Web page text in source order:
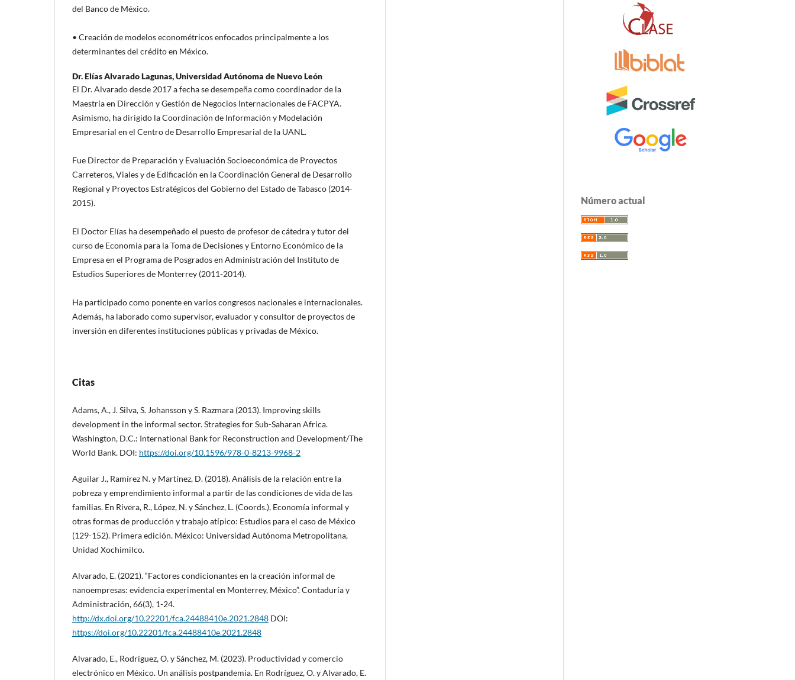
del Banco de México.
• Creación de modelos econométricos enfocados principalmente a los
determinantes del crédito en México.
Dr. Elías Alvarado Lagunas,Universidad Autónoma de Nuevo León
El Dr. Alvarado desde 2017 a fecha se desempeña como coordinador de la
Maestría en Dirección y Gestión de Negocios Internacionales de FACPYA.
Asimismo, ha dirigido la Coordinación de Información y Modelación
Empresarial en el Centro de Desarrollo Empresarial de la UANL.
Fue Director de Preparación y Evaluación Socioeconómica de Proyectos
Carreteros, Viales y de Edificación en la Coordinación General de Desarrollo
Regional y Proyectos Estratégicos del Gobierno del Estado de Tabasco (2014-
2015).
El Doctor Elías ha desempeñado el puesto de profesor de cátedra y tutor del
curso de Economía para la Toma de Decisiones y Entorno Económico de la
Empresa en el Programa de Posgrados en Administración del Instituto de
Estudios Superiores de Monterrey (2011-2014).
Ha participado como ponente en varios congresos nacionales e internacionales.
Además, ha laborado como supervisor, evaluador y consultor de proyectos de
inversión en diferentes instituciones públicas y privadas de México.
Citas
Adams, A., J. Silva, S. Johansson y S. Razmara (2013). Improving skills
development in the informal sector. Strategies for Sub-Saharan Africa.
Washington, D.C.: International Bank for Reconstruction and Development/The
World Bank. DOI: https://doi.org/10.1596/978-0-8213-9968-2
Aguilar J., Ramírez N. y Martínez, D. (2018). Análisis de la relación entre la
pobreza y emprendimiento informal a partir de las condiciones de vida de las
familias. En Rivera, R., López, N. y Sánchez, L. (Coords.), Economía informal y
otras formas de producción y trabajo atípico: Estudios para el caso de México
(129-152). Primera edición. México: Universidad Autónoma Metropolitana,
Unidad Xochimilco.
Alvarado, E. (2021). “Factores condicionantes en la creación informal de
nanoempresas: evidencia experimental en Monterrey, México”. Contaduría y
Administración, 66(3), 1-24.
http://dx.doi.org/10.22201/fca.24488410e.2021.2848 DOI:
https://doi.org/10.22201/fca.24488410e.2021.2848
Alvarado, E., Rodríguez, O. y Sánchez, M. (2023). Productividad y comercio
electrónico en México. Un análisis postpandemia. En Rodríguez, O. y Alvarado, E.
Número actual